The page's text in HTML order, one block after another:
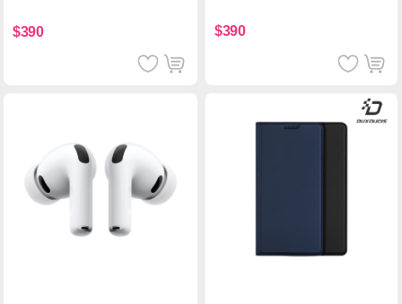
$390 $390